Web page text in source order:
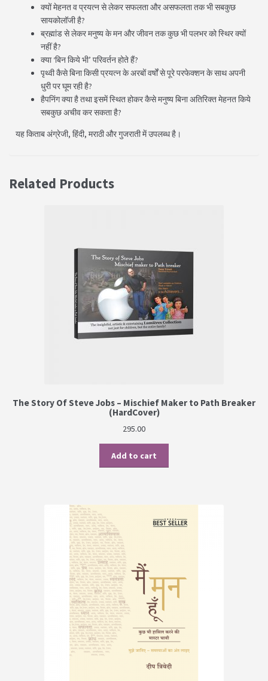
क्यों मेहनत व प्रयत्न से लेकर सफलता और असफलता तक भी सबकुछ
सायकोलॉजी है?
ब्रह्मांड से लेकर मनुष्य के मन और जीवन तक कुछ भी पलभर को स्थिर क्यों
नहीं है?
क्या ‘बिन किये भी’ परिवर्तन होते हैं?
पृथ्वी कैसे बिना किसी प्रयत्न के अरबों वर्षों से पूरे परफेक्शन के साथ अपनी
धुरी पर घूम रही है?
हैपनिंग क्या है तथा इसमें स्थित होकर कैसे मनुष्य बिना अतिरिक्त मेहनत किये
सबकुछ अचीव कर सकता है?
यह किताब अंग्रेजी, हिंदी, मराठी और गुजराती में उपलब्ध है।
Related Products
The Story Of Steve Jobs – Mischief Maker to Path Breaker
(HardCover)
295.00
Add to cart